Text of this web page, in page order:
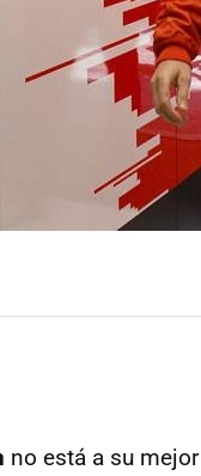
no está a su